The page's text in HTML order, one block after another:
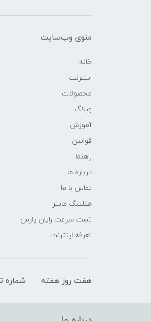
منوی وب‌سایت
خانه
اینترنت
محصولات
وبلاگ
آموزش
قوانین
راهنما
درباره ما
تماس با ما
هتلینگ ماینر
تست سرعت رایان پارس
تعرفه اینترنت
هفت روز هفته شماره